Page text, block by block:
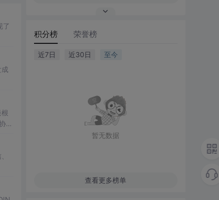
了
积分榜 荣誉榜
近7日 近30日 至今
暂无数据
查看更多榜单